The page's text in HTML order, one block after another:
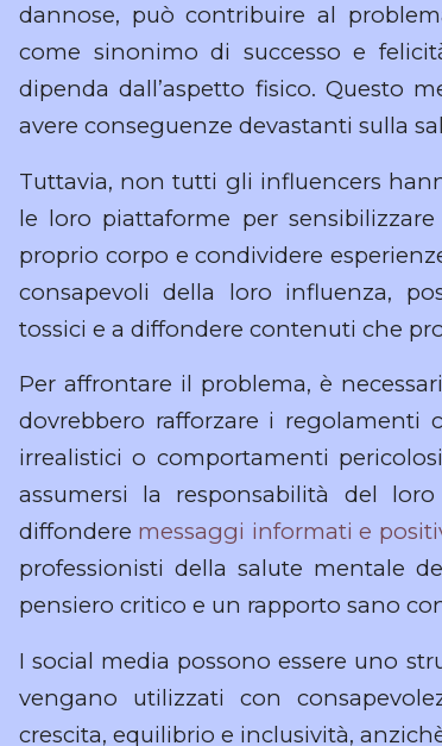
dannose, può contribuire al
come sinonimo di successo e
dipenda dall’aspetto fisico. Questo
avere conseguenze devastanti sulla
Tuttavia, non tutti gli influencers
le loro piattaforme per
proprio corpo e condividere
consapevoli della loro influenza,
tossici e a diffondere contenuti che
Per affrontare il problema, è
dovrebbero rafforzare i regolamenti
irrealistici o comportamenti
assumersi la responsabilità del
diffondere messaggi informati e
professionisti della salute mentale
pensiero critico e un rapporto sano
I social media possono essere uno
vengano utilizzati con
crescita, equilibrio e inclusività,